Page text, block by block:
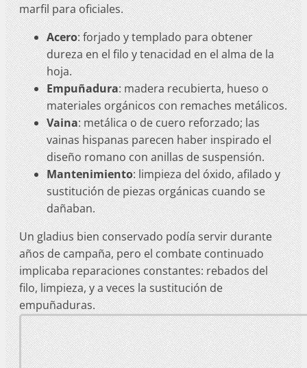
marfil para oficiales.
Acero: forjado y templado para obtener
dureza en el filo y tenacidad en el alma de la
hoja.
Empuñadura: madera recubierta, hueso o
materiales orgánicos con remaches metálicos.
Vaina: metálica o de cuero reforzado; las
vainas hispanas parecen haber inspirado el
diseño romano con anillas de suspensión.
Mantenimiento: limpieza del óxido, afilado y
sustitución de piezas orgánicas cuando se
dañaban.
Un gladius bien conservado podía servir durante
años de campaña, pero el combate continuado
implicaba reparaciones constantes: rebados del
filo, limpieza, y a veces la sustitución de
empuñaduras.